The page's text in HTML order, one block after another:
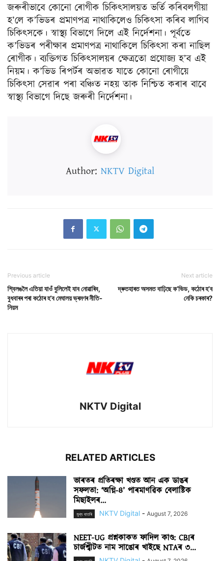
জৰুৰীভাবে কোনো ৰোগীক চিকিৎসালয়ত ভৰ্তি কৰিবলগীয়া
হ’লে ক’ভিডৰ প্ৰমাণপত্ৰ নাথাকিলেও চিকিৎসা কৰিব লাগিব
চিকিৎসকে। স্বাস্থ্য বিভাগে দিলে এই নিৰ্দেশনা। পূৰ্বতে
ক’ভিডৰ পৰীক্ষাৰ প্ৰমাণপত্ৰ নাথাকিলে চিকিৎসা কৰা নাছিল
ৰোগীক। ব্যক্তিগত চিকিৎসালয়ৰ ক্ষেত্ৰতো প্ৰযোজ্য হ’ব এই
নিয়ম। ক’ভিড ৰিপৰ্টৰ অভাৱত যাতে কোনো ৰোগীয়ে
চিকিত্সা সেৱাৰ পৰা বঞ্চিত নহয় তাক নিশ্চিত কৰাৰ বাবে
স্বাস্থ্য বিভাগে দিছে জৰুৰী নিৰ্দেশনা।
Author: NKTV Digital
Previous article
শ্বিলঙলৈ এতিয়া যাওঁ বুলিলেই যাব নোৱাৰিব,
বুধবাৰৰ পৰা কঠোৰ হ’ব মেঘালয় ভ্ৰমণৰ নীতি-
নিয়ম
Next article
দ্ৰুতহাৰত অসমত বাঢ়িছে ক’ভিড, কঠোৰ হ’ব
নেকি চৰকাৰ?
NKTV Digital
RELATED ARTICLES
ভাৰতৰ প্ৰতিৰক্ষা খণ্ডত আন এক ডাঙৰ
সফলতা: ‘অগ্নি-৪’ পাৰমাণৱিক বেলাষ্টিক
মিছাইলৰ...
মুখ্য বাতৰি NKTV Digital - August 7, 2026
NEET-UG প্ৰশ্নকাকত ফাদিল কাণ্ড: CBIৰ
চাৰ্জশ্বীটত নাম সাঙোৰ খাইছে NTAৰ ৩...